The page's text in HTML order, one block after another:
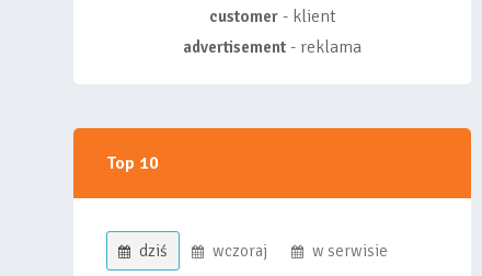
customer- klient
advertisement - reklama
Top 10
dziś wczoraj w serwisie